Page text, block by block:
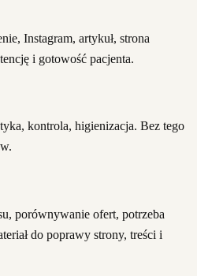
Instagram, artykuł, strona
i gotowość pacjenta.
kontrola, higienizacja. Bez tego
porównywanie ofert, potrzeba
do poprawy strony, treści i